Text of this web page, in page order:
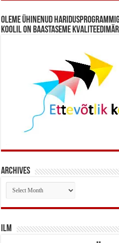
Oleme ühinenud
koolil on baastaseme
Archives
Archives
Ilm